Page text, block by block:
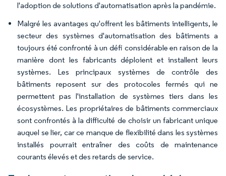
l'adoption de solutions d'automatisation après la pandémie.
Malgré les avantages qu'offrent les bâtiments intelligents, le
secteur des systèmes d'automatisation des bâtiments a
toujours été confronté à un défi considérable en raison de la
manière dont les fabricants déploient et installent leurs
systèmes. Les principaux systèmes de contrôle des
bâtiments reposent sur des protocoles fermés qui ne
permettent pas l'installation de systèmes tiers dans les
écosystèmes. Les propriétaires de bâtiments commerciaux
sont confrontés à la difficulté de choisir un fabricant unique
auquel se lier, car ce manque de flexibilité dans les systèmes
installés pourrait entraîner des coûts de maintenance
courants élevés et des retards de service.